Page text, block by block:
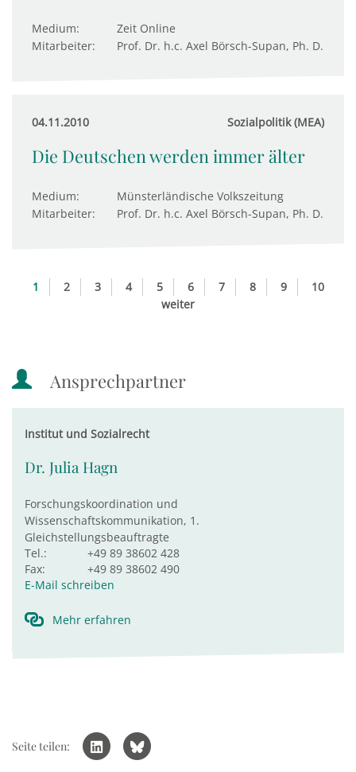
Medium:
Zeit Online
Mitarbeiter:
Prof. Dr. h.c. Axel Börsch-Supan, Ph. D.
04.11.2010 Sozialpolitik (MEA)
Die Deutschen werden immer älter
Medium:
Münsterländische Volkszeitung
Mitarbeiter:
Prof. Dr. h.c. Axel Börsch-Supan, Ph. D.
1 2 3 4 5 6 7 8 9
10
weiter
Ansprechpartner
Institut und Sozialrecht
Dr. Julia Hagn
Forschungskoordination und
Wissenschaftskommunikation, 1.
Gleichstellungsbeauftragte
Tel.:
+49 89 38602 428
Fax:
+49 89 38602 490
E-Mail schreiben
Mehr erfahren
Seite teilen: